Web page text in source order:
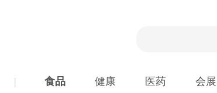
| 食品 健康 医药 会展